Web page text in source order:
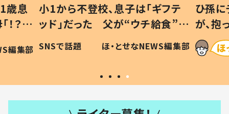
歳息
？」
編集部
小1から不登校、息子は「ギフテ
ッド」だった 父が“ウチ給食”を
作り続ける理由とは #令和の親
#令和の子
SNSで話題 ほ・とせなNEWS編集部
ひ孫
が、
「涙が
い」